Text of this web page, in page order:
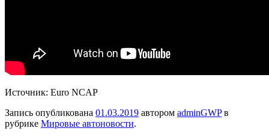
Источник: Euro NCAP
Запись опубликована 01.03.2019 автором adminGWPв
рубрике Мировые автоновости.